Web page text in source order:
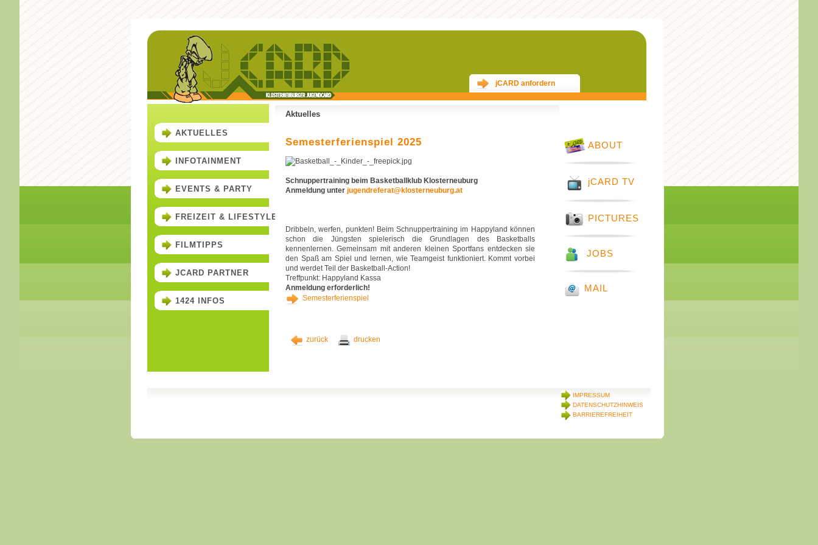
jCARD anfordern
AKTUELLES
INFOTAINMENT
EVENTS & PARTY
FREIZEIT & LIFESTYLE
FILMTIPPS
JCARD PARTNER
1424 INFOS
Aktuelles
Semesterferienspiel 2025
Schnuppertraining beim Basketballklub Klosterneuburg
Anmeldung unter jugendreferat@klosterneuburg.at
Dribbeln, werfen, punkten! Beim Schnuppertraining im Happyland können
schon die Jüngsten spielerisch die Grundlagen des Basketballs
kennenlernen. Gemeinsam mit anderen kleinen Sportfans entdecken sie
den Spaß am Spiel und lernen, wie Teamgeist funktioniert. Kommt vorbei
und werdet Teil der Basketball-Action!
Treffpunkt: Happyland Kassa
Anmeldung erforderlich!
Semesterferienspiel
zurück drucken
ABOUT
jCARD TV
PICTURES
JOBS
MAIL
IMPRESSUM
DATENSCHUTZHINWEIS
BARRIEREFREIHEIT